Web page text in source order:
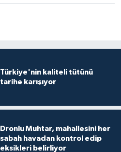
Türkiye'nin kaliteli tütünü
tarihe karışıyor
Dronlu Muhtar, mahallesini her
sabah havadan kontrol edip
eksikleri belirliyor